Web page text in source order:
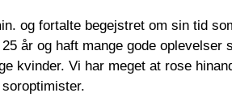
og fortalte begejstret om sin tid
år og haft mange gode oplevelser
kvinder. Vi har meget at rose